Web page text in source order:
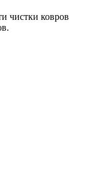
чистки ковров